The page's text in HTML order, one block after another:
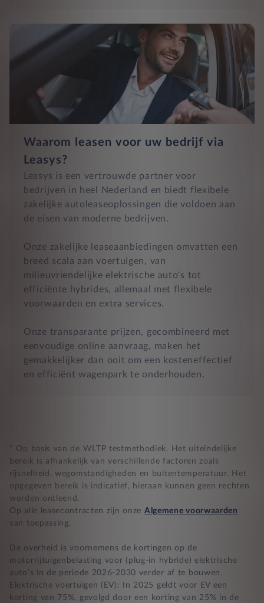
Waarom leasen voor uw bedrijf via
Leasys?
Leasys is een vertrouwde partner voor
bedrijven in heel Nederland en biedt flexibele
zakelijke autoleaseoplossingen die voldoen aan
de eisen van moderne bedrijven.
Onze zakelijke leaseaanbiedingen omvatten een
breed scala aan voertuigen, van
milieuvriendelijke elektrische auto's tot
efficiënte hybrides, allemaal met flexibele
voorwaarden en extra services.
Onze transparante prijzen, gecombineerd met
eenvoudige online aanvraag, maken het
gemakkelijker dan ooit om een kosteneffectief
en efficiënt wagenpark te onderhouden.
* Op basis van de WLTP testmethodiek. Het uiteindelijke
bereik is afhankelijk van verschillende factoren zoals
rijsnelheid, wegomstandigheden en buitentemperatuur. Het
opgegeven bereik is indicatief, hieraan kunnen geen rechten
worden ontleend.
Op alle leasecontracten zijn onze Algemene voorwaarden
van toepassing.
De overheid is voornemens de kortingen op de
motorrijtuigenbelasting voor (plug-in hybride) elektrische
auto’s in de periode 2026-2030 verder af te bouwen.
Elektrische voertuigen (EV): In 2025 geldt voor EV een
korting van 75%, gevolgd door een korting van 25% in de